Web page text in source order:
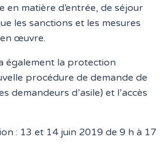
en matière d’entrée, de séjour
les sanctions et les mesures
en œuvre.
également la protection
procédure de demande de
demandeurs d’asile) et l’accès
: 13 et 14 juin 2019 de 9 h à 17